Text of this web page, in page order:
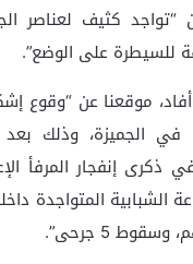
“تواجد كثيف لعناصر
للسيطرة على الوضع”.
موقعنا عن “وقوع
في الجميزة، وذلك
ذكرى إنفجار المرفأ
الشبابية المتواجدة
5 جرحى”.